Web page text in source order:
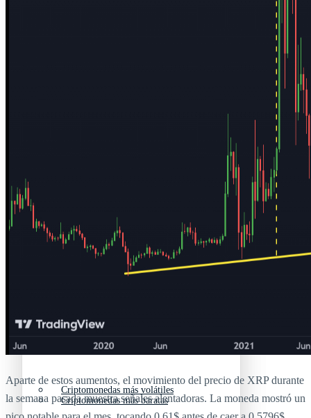
Criptomonedas con más potencial
Criptomonedas más volátiles
Criptomonedas gratis
Criptomonedas de Elon Musk
Criptomonedas más baratas
Aparte de estos aumentos, el movimiento del precio de XRP durante
la semana pasada muestra señales alentadoras. La moneda mostró un